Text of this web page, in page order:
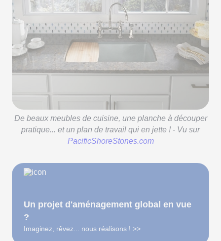
De beaux meubles de cuisine, une planche à découper
pratique... et un plan de travail qui en jette ! - Vu sur
PacificShoreStones.com
Un projet d'aménagement global en vue
?
Imaginez, rêvez... nous réalisons ! >>